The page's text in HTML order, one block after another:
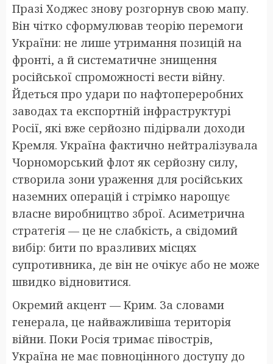
Празі Ходжес знову розгорнув свою мапу.
Він чітко сформулював теорію перемоги
України: не лише утримання позицій на
фронті, а й систематичне знищення
російської спроможності вести війну.
Йдеться про удари по нафтопереробних
заводах та експортній інфраструктурі
Росії, які вже серйозно підірвали доходи
Кремля. Україна фактично нейтралізувала
Чорноморський флот як серйозну силу,
створила зони ураження для російських
наземних операцій і стрімко нарощує
власне виробництво зброї. Асиметрична
стратегія — це не слабкість, а свідомий
вибір: бити по вразливих місцях
супротивника, де він не очікує або не може
швидко відновитися.
Окремий акцент — Крим. За словами
генерала, це найважливіша територія
війни. Поки Росія тримає півострів,
Україна не має повноцінного доступу до